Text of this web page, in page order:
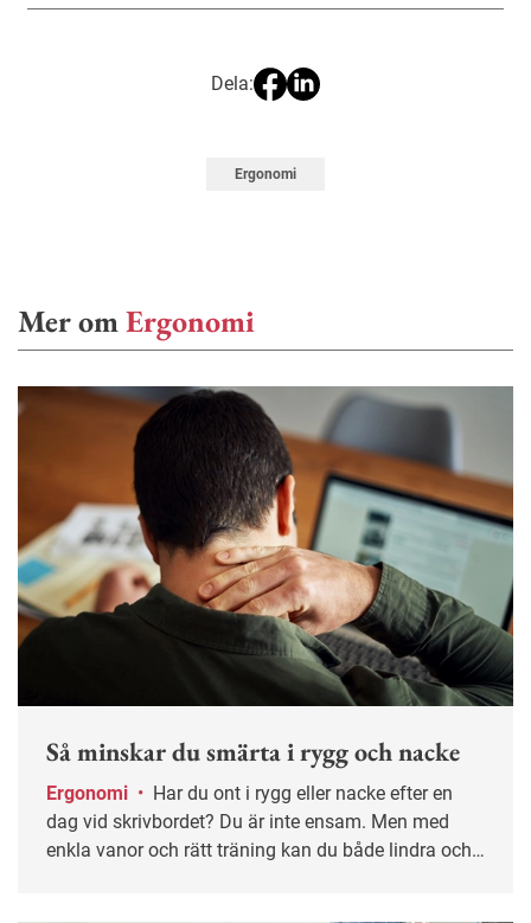
Dela:
Ergonomi
Mer omErgonomi
Så minskar du smärta i rygg och nacke
Ergonomi •
dag vid skrivbordet? Du är inte ensam. Men med
enkla vanor och rätt träning kan du både lindra och